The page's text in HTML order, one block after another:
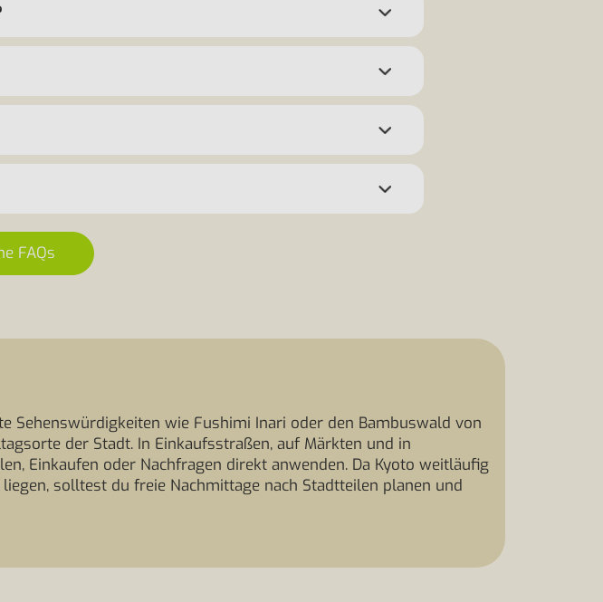
FAQs
Sehenswürdigkeiten wie Fushimi Inari oder den Bambuswald von
der Stadt. In Einkaufsstraßen, auf Märkten und in
Einkaufen oder Nachfragen direkt anwenden. Da Kyoto weitläufig
solltest du freie Nachmittage nach Stadtteilen planen und